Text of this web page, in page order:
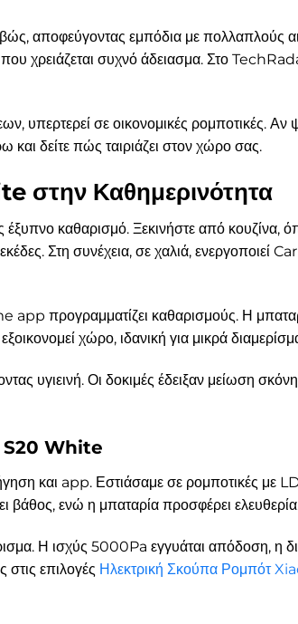
αποφεύγοντας εμπόδια με πολλαπλούς
χρειάζεται συχνό άδειασμα. Στο
σε οικονομικές ρομποτικές. Αν
και δείτε πώς ταιριάζει στον χώρο σας.
στην Καθημερινότητα
καθαρισμό. Ξεκινήστε από κουζίνα,
Στη συνέχεια, σε χαλιά, ενεργοποιεί
προγραμματίζει καθαρισμούς. Η
χώρο, ιδανική για μικρά
υγιεινή. Οι δοκιμές έδειξαν μείωση
S20 White
και app. Εστιάσαμε σε ρομποτικές με
ενώ η μπαταρία προσφέρει
Η ισχύς 5000Pa εγγυάται απόδοση, η
επιλογές Ηλεκτρική Σκούπα Ρομπότ